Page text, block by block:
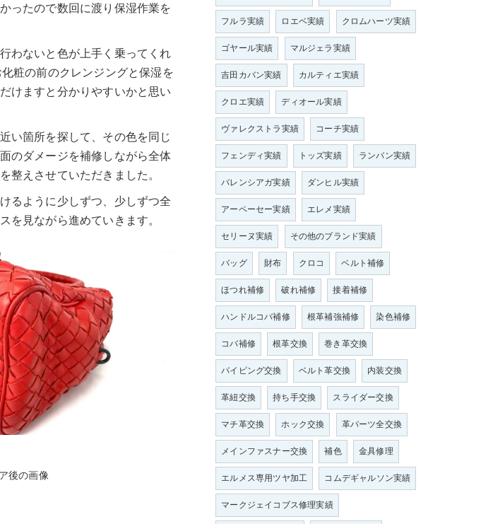
ったので数回に渡り保湿作業を
わないと色が上手く乗ってくれ
粧の前のクレンジングと保湿を
けますと分かりやすいかと思い
い箇所を探して、その色を同じ
のダメージを補修しながら全体
整えさせていただきました。
るように少しずつ、少しずつ全
を見ながら進めていきます。
後の画像
フルラ実績
ロエベ実績
クロムハーツ実績
ゴヤール実績
マルジェラ実績
吉田カバン実績
カルティエ実績
クロエ実績
ディオール実績
ヴァレクストラ実績
コーチ実績
フェンディ実績
トッズ実績
ランバン実績
バレンシアガ実績
ダンヒル実績
アーペーセー実績
エレメ実績
セリーヌ実績
その他のブランド実績
バッグ
財布 クロコ
ベルト補修
ほつれ補修
破れ補修
接着補修
ハンドルコバ補修
根革補強補修
染色補修
コバ補修
根革交換
巻き革交換
パイピング交換
ベルト革交換
内装交換
革紐交換
持ち手交換
スライダー交換
マチ革交換
ホック交換
革パーツ全交換
メインファスナー交換
補色
金具修理
エルメス専用ツヤ加工
コムデギャルソン実績
マークジェイコブス修理実績